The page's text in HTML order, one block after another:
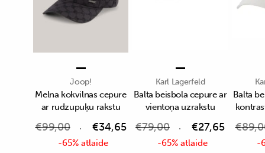
Joop!
Melna kokvilnas cepure
ar rudzupuķu rakstu
€99,00 €34,65
-65% atlaide
Karl Lagerfeld
Balta beisbola cepure ar
vientoņa uzrakstu
€79,00 €27,65
-65% atlaide
Balta
€
-